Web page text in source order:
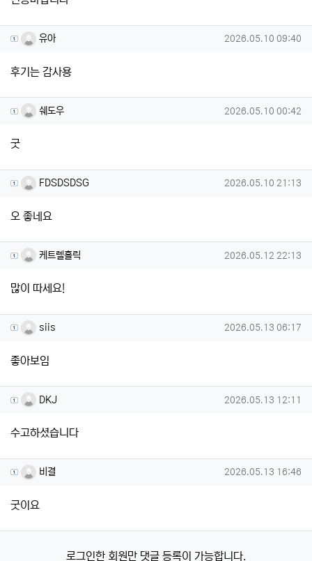
유아님의 댓글
유아 작성일
2026.05.10 09:40
후기는 감사용
쉐도우님의 댓글
쉐도우 작성일
2026.05.10 00:42
굿
FDSDSDSG님의 댓글
FDSDSDSG 작성일
2026.05.10 21:13
오 좋네요
케트렐홀릭님의 댓글
케트렐홀릭 작성일
2026.05.12 22:13
많이 따세요!
siis님의 댓글
siis 작성일
2026.05.13 06:17
좋아보임
DKJ님의 댓글
DKJ 작성일
2026.05.13 12:11
수고하셨습니다
비결님의 댓글
비결 작성일
2026.05.13 16:46
굿이요
로그인한 회원만 댓글 등록이 가능합니다.